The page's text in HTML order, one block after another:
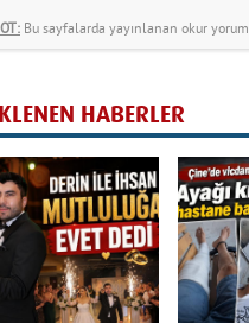
Bu sayfalarda yayınlanan okur
HABERLER